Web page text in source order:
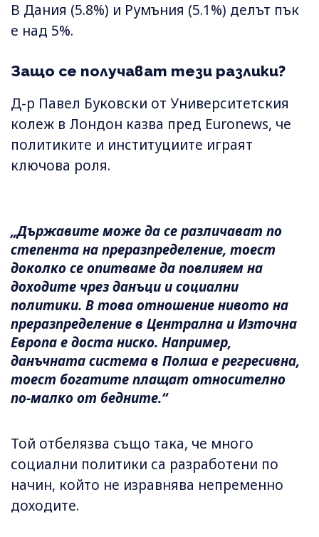
В Дания (5.8%) и Румъния (5.1%) делът пък
е над 5%.
Защо се получават тези разлики?
Д-р Павел Буковски от Университетския
колеж в Лондон казва пред Euronews, че
политиките и институциите играят
ключова роля.
„Държавите може да се различават по
степента на преразпределение, тоест
доколко се опитваме да повлияем на
доходите чрез данъци и социални
политики. В това отношение нивото на
преразпределение в Централна и Източна
Европа е доста ниско. Например,
данъчната система в Полша е регресивна,
тоест богатите плащат относително
по-малко от бедните.“
Той отбелязва също така, че много
социални политики са разработени по
начин, който не изравнява непременно
доходите.